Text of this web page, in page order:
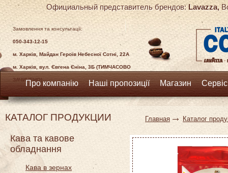
Официальный представитель брендов:Lavazza,
Замовлення та консультації:
050-343-12-15
м. Харків, Майдан Героїв Небесної Сотні, 22А
м. Харків, вул. Євгена Єніна, 3Б (ТИМЧАСОВО
ЗАЧИНЕНО)
Про компанію Наші пропозиції Магазин
КАТАЛОГ ПРОДУКЦИИ
Кава та кавове
обладнання
Кава в зернах
Главная Каталог